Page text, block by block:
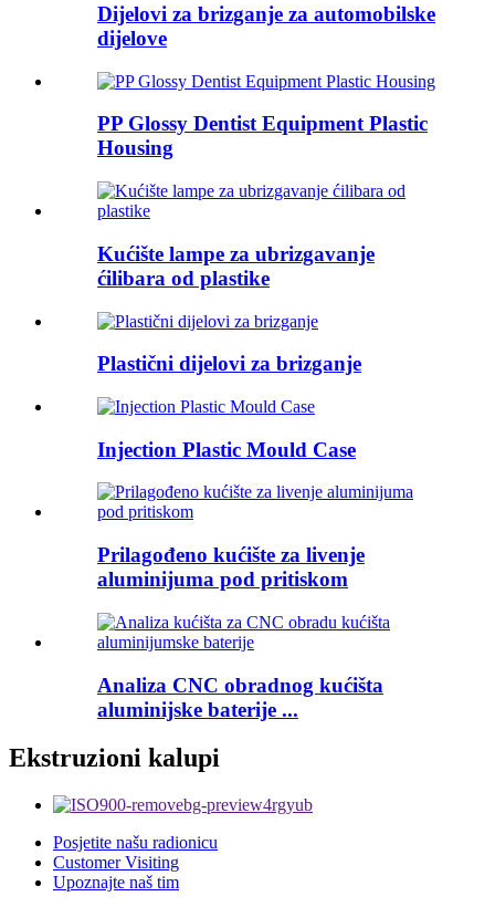
Dijelovi za brizganje za automobilske
dijelove
PP Glossy Dentist Equipment Plastic
Housing
Kućište lampe za ubrizgavanje
ćilibara od plastike
Plastični dijelovi za brizganje
Injection Plastic Mould Case
Prilagođeno kućište za livenje
aluminijuma pod pritiskom
Analiza CNC obradnog kućišta
aluminijske baterije ...
Ekstruzioni kalupi
Posjetite našu radionicu
Customer Visiting
Upoznajte naš tim